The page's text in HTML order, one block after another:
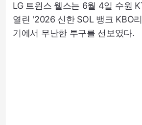
LG 트윈스 웰스는 6월 4일 수원
열린 '2026 신한 SOL 뱅크 KBO
기에서 무난한 투구를 선보였다.